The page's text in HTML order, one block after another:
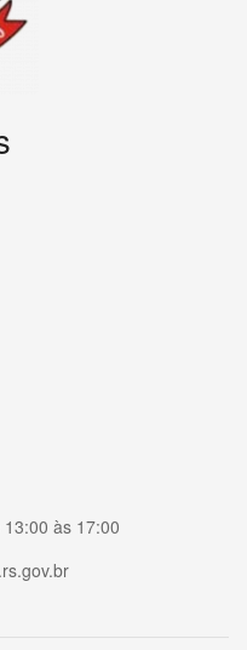
às 17:00